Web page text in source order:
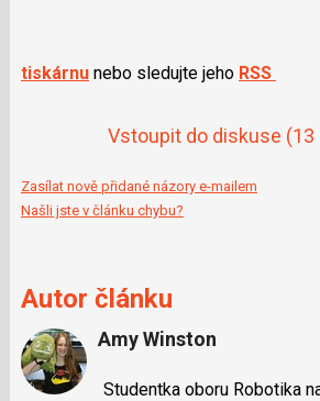
tiskárnunebo sledujte jeho RSS
Vstoupit do diskuse (13
Zasílat nově přidané názory e-mailem
Našli jste v článku chybu?
Autor článku
Amy Winston
Studentka oboru Robotika